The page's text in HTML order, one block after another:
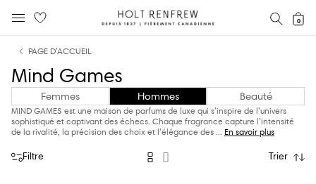
Holt
0
PAGE D’ACCUEIL
Mind Games
Femmes Hommes Beauté
MIND GAMES est une maison de parfums de luxe qui s’inspire de l’univers
sophistiqué et captivant des échecs. Chaque fragrance capture l’intensité
de la rivalité, la précision des choix et l’élégance des ... En savoir plus
Filtre Trier